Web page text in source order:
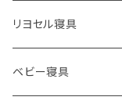
リヨセル寝具
ベビー寝具